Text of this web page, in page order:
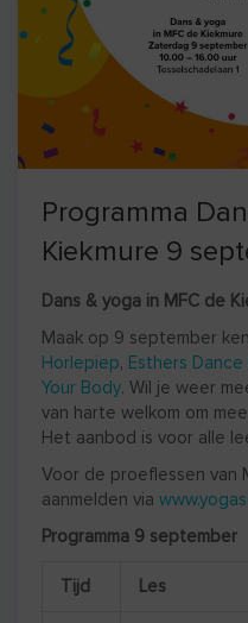
Programma
Kiekmure 9
Dans & yoga in MFC de
Maak op 9 september
Horlepiep, Esthers
Your Body. Wil je weer
van harte welkom om
Het aanbod is voor alle
Voor de proeflessen van
aanmelden via
Programma 9 september
Tijd Les